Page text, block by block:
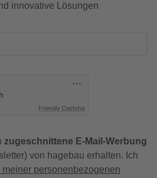
innovative Lösungen
Friendly Captcha
zugeschnittene E-Mail-Werbung
von hagebau erhalten. Ich
meiner personenbezogenen